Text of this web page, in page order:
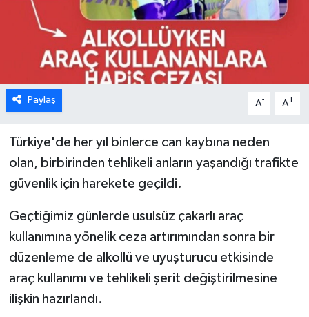
Paylaş A- A+
Türkiye'de her yıl binlerce can kaybına neden
olan, birbirinden tehlikeli anların yaşandığı trafikte
güvenlik için harekete geçildi.
Geçtiğimiz günlerde usulsüz çakarlı araç
kullanımına yönelik ceza artırımından sonra bir
düzenleme de alkollü ve uyuşturucu etkisinde
araç kullanımı ve tehlikeli şerit değiştirilmesine
ilişkin hazırlandı.